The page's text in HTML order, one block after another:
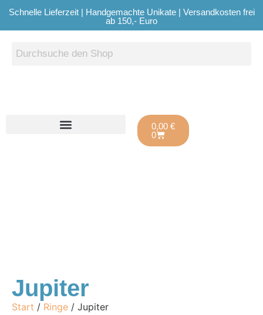
Schnelle Lieferzeit | Handgemachte Unikate | Versandkosten frei
ab 150,- Euro
0,00 €
0
Jupiter
Start / Ringe / Jupiter